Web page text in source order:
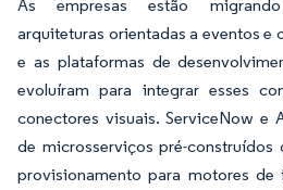
As empresas estão
arquiteturas orientadas a eventos e
e as plataformas de
evoluíram para integrar esses
conectores visuais. ServiceNow e
de microsserviços pré-
provisionamento para motores